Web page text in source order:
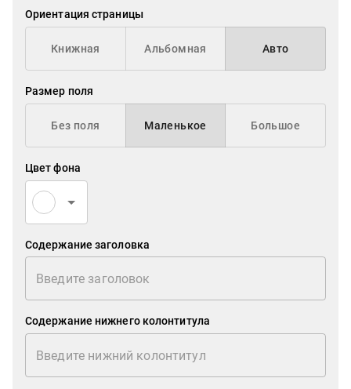
Ориентация страницы
Книжная Альбомная Авто
Размер поля
Без поля Маленькое Большое
Цвет фона
Содержание заголовка
Содержание нижнего колонтитула